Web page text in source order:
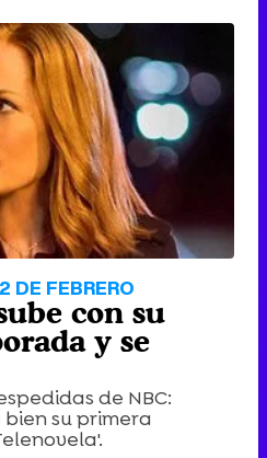
DE FEBRERO
con su
y se
de NBC:
su primera